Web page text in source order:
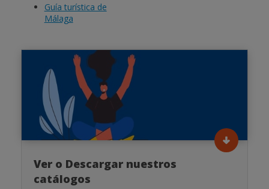
Guía turística de
Málaga
Ver o Descargar nuestros
catálogos